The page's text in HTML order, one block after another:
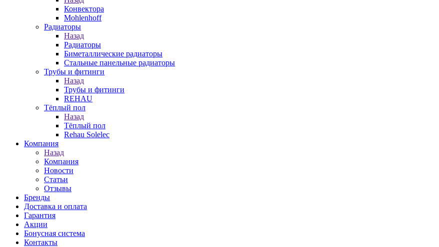
Конвектора
Mohlenhoff
Радиаторы
Назад
Радиаторы
Биметаллические радиаторы
Стальные панельные радиаторы
Трубы и фитинги
Назад
Трубы и фитинги
REHAU
Тёплый пол
Назад
Тёплый пол
Rehau Solelec
Компания
Назад
Компания
Новости
Статьи
Отзывы
Бренды
Доставка и оплата
Гарантия
Акции
Бонусная система
Контакты